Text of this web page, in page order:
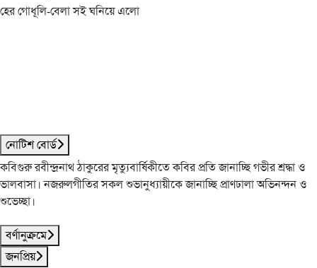
হের গোধূলি-বেলা সই ঘনিয়ে এলো
নোটিশ বোর্ড
কবিগুরু রবীন্দ্রনাথ ঠাকুরের মৃত্যুবার্ষিকীতে কবির প্রতি জানাচ্ছি গভীর শ্রদ্ধা ও
ভালবাসা। নজরুলগীতির সকল শুভানুধ্যায়ীকে জানাচ্ছি প্রাণঢালা অভিনন্দন ও
শুভেচ্ছা।
বর্ণানুক্রমে
জনপ্রিয়